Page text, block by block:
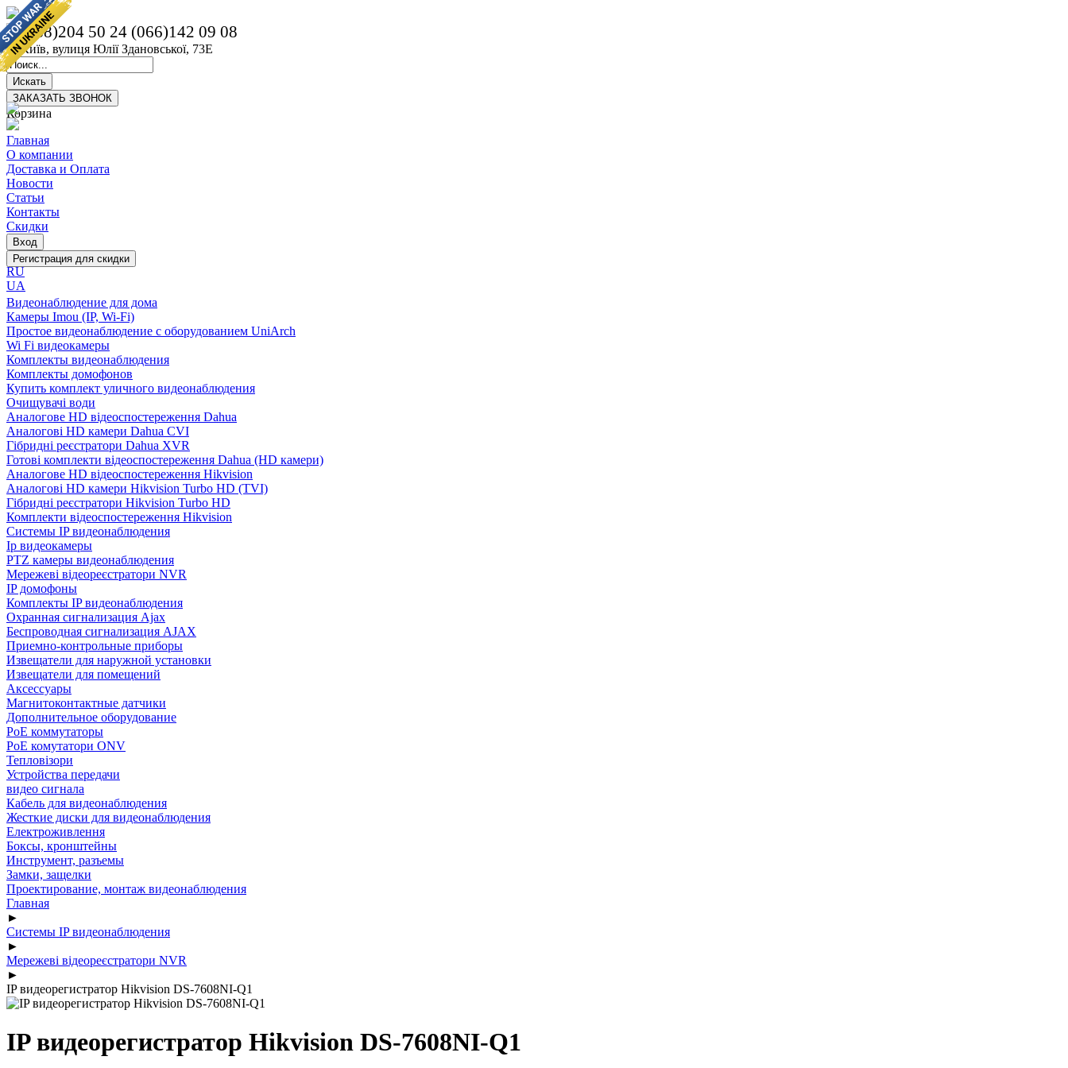
(068)204 50 24 (066)142 09 08
м. Київ, вулиця Юлії Здановської, 73Е
Корзина
Главная
О компании
Доставка и Оплата
Новости
Статьи
Контакты
Скидки
RU
UA
Видеонаблюдение для дома
Камеры Imou (IP, Wi-Fi)
Простое видеонаблюдение с оборудованием UniArch
Wi Fi видеокамеры
Комплекты видеонаблюдения
Комплекты домофонов
Купить комплект уличного видеонаблюдения
Очищувачі води
Аналогове HD відеоспостереження Dahua
Аналогові HD камери Dahua CVI
Гібридні реєстратори Dahua XVR
Готові комплекти відеоспостереження Dahua (HD камери)
Аналогове HD відеоспостереження Hikvision
Аналогові HD камери Hikvision Turbo HD (TVI)
Гібридні реєстратори Hikvision Turbo HD
Комплекти відеоспостереження Hikvision
Системы IP видеонаблюдения
Ip видеокамеры
PTZ камеры видеонаблюдения
Мережеві відеореєстратори NVR
IP домофоны
Комплекты IP видеонаблюдения
Охранная сигнализация Ajax
Беспроводная сигнализация AJAX
Приемно-контрольные приборы
Извещатели для наружной установки
Извещатели для помещений
Аксессуары
Магнитоконтактные датчики
Дополнительное оборудование
PoE коммутаторы
PoE комутатори ONV
Тепловізори
Устройства передачи
видео сигнала
Кабель для видеонаблюдения
Жесткие диски для видеонаблюдения
Електроживлення
Боксы, кронштейны
Инструмент, разъемы
Замки, защелки
Проектирование, монтаж видеонаблюдения
Главная
►
Системы IP видеонаблюдения
►
Мережеві відеореєстратори NVR
►
IP видеорегистратор Hikvision DS-7608NI-Q1
IP видеорегистратор Hikvision DS-7608NI-Q1